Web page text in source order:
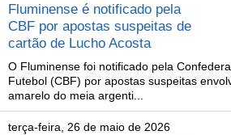
Fluminense é notificado pela
CBF por apostas suspeitas de
cartão de Lucho Acosta
O Fluminense foi notificado pela
Futebol (CBF) por apostas suspeitas
amarelo do meia argenti...
terça-feira, 26 de maio de 2026